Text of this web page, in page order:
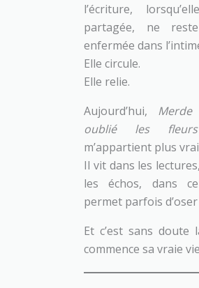
l’écriture,
partagée, ne
enfermée dans
Elle circule.
Elle relie.
Aujourd’hui,
oublié les fleurs
m’appartient plus
Il vit dans les
les échos, dans
permet parfois
Et c’est sans doute
commence sa vraie